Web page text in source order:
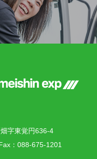
字東覚円636-4
：088-675-1201